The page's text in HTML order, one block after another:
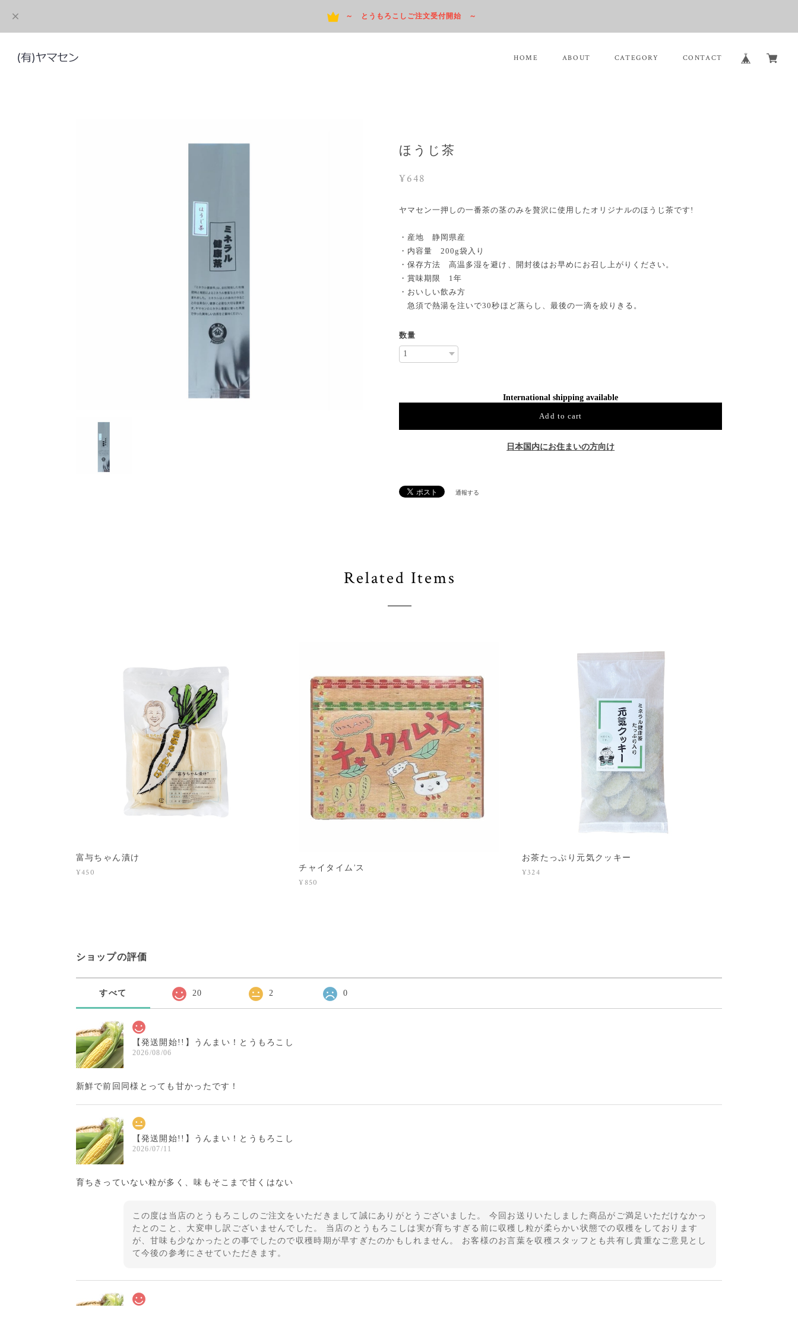
～ とうもろこしご注文受付開始 ～
HOME ABOUT CATEGORY CONTACT
ほうじ茶
¥648
ヤマセン一押しの一番茶の茎のみを贅沢に使用したオリジナルのほうじ茶です!
・産地 静岡県産
・内容量 200g袋入り
・保存方法 高温多湿を避け、開封後はお早めにお召し上がりください。
・賞味期限 1年
・おいしい飲み方
急須で熱湯を注いで30秒ほど蒸らし、最後の一滴を絞りきる。
数量
International shipping available
Add to cart
日本国内にお住まいの方向け
通報する
Related Items
富与ちゃん漬け
¥450 チャイタイム’ス
¥850
お茶たっぷり元気クッキー
¥324
ショップの評価
すべて 20 2 0
【発送開始!!】うんまい！とうもろこし
2026/08/06
新鮮で前回同様とっても甘かったです！
【発送開始!!】うんまい！とうもろこし
2026/07/11
育ちきっていない粒が多く、味もそこまで甘くはない
この度は当店のとうもろこしのご注文をいただきまして誠にありがとうございました。 今回お送りいたしました商品がご満足いただけなかっ
たとのこと、大変申し訳ございませんでした。 当店のとうもろこしは実が育ちすぎる前に収穫し粒が柔らかい状態での収穫をしております
が、甘味も少なかったとの事でしたので収穫時期が早すぎたのかもしれません。 お客様のお言葉を収穫スタッフとも共有し貴重なご意見とし
て今後の参考にさせていただきます。